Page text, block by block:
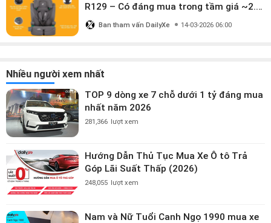
R129 – Có đáng mua trong tầm giá ~2.8
triệu?
Ban tham vấn DailyXe 14-03-2026 06:00
Nhiều người xem nhất
TOP 9 dòng xe 7 chỗ dưới 1 tỷ đáng mua
nhất năm 2026
281,366 lượt xem
Hướng Dẫn Thủ Tục Mua Xe Ô tô Trả
Góp Lãi Suất Thấp (2026)
248,055 lượt xem
Nam và Nữ Tuổi Canh Ngọ 1990 mua xe